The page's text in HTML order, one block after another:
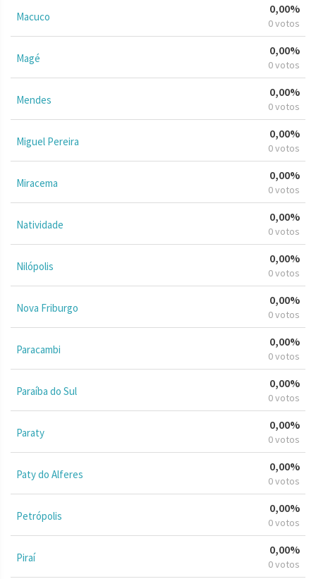
Macuco
0,00%
0 votos
Magé
0,00%
0 votos
Mendes
0,00%
0 votos
Miguel Pereira
0,00%
0 votos
Miracema
0,00%
0 votos
Natividade
0,00%
0 votos
Nilópolis
0,00%
0 votos
Nova Friburgo
0,00%
0 votos
Paracambi
0,00%
0 votos
Paraíba do Sul
0,00%
0 votos
Paraty
0,00%
0 votos
Paty do Alferes
0,00%
0 votos
Petrópolis
0,00%
0 votos
Piraí
0,00%
0 votos